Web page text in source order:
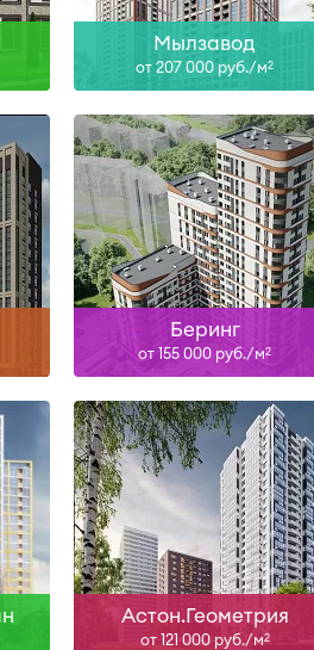
Мылзавод
от 207 000 руб./м2
Беринг
от 155 000 руб./м2
Астон.Геометрия
от 121 000 руб./м2
IV-26
Узнать больше
Узнать больше